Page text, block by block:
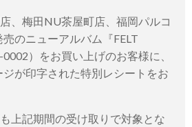
、梅田NU茶屋町店、福岡パルコ
のニューアルバム『FELT
）をお買い上げのお客様に、
が印字された特別レシートをお
上記期間の受け取りで対象とな